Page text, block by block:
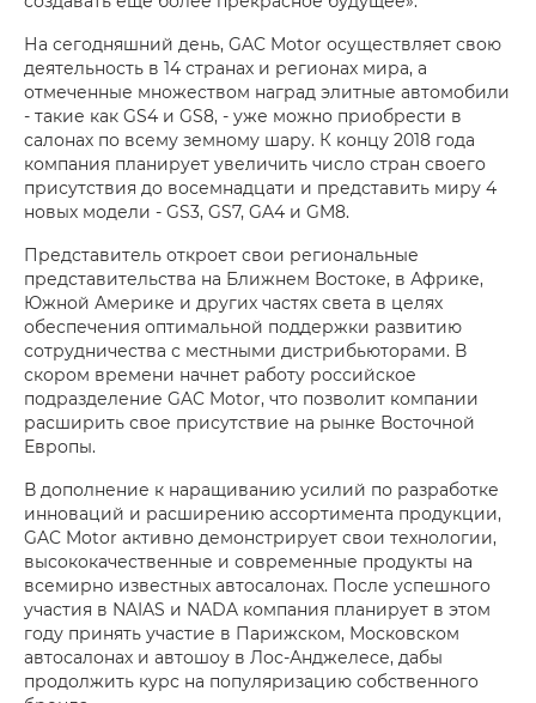
На сегодняшний день, GAC Motor осуществляет свою
деятельность в 14 странах и регионах мира, а
отмеченные множеством наград элитные автомобили
- такие как GS4 и GS8, - уже можно приобрести в
салонах по всему земному шару. К концу 2018 года
компания планирует увеличить число стран своего
присутствия до восемнадцати и представить миру 4
новых модели - GS3, GS7, GA4 и GM8.
Представитель откроет свои региональные
представительства на Ближнем Востоке, в Африке,
Южной Америке и других частях света в целях
обеспечения оптимальной поддержки развитию
сотрудничества с местными дистрибьюторами. В
скором времени начнет работу российское
подразделение GAC Motor, что позволит компании
расширить свое присутствие на рынке Восточной
Европы.
В дополнение к наращиванию усилий по разработке
инноваций и расширению ассортимента продукции,
GAC Motor активно демонстрирует свои технологии,
высококачественные и современные продукты на
всемирно известных автосалонах. После успешного
участия в NAIAS и NADA компания планирует в этом
году принять участие в Парижском, Московском
автосалонах и автошоу в Лос-Анджелесе, дабы
продолжить курс на популяризацию собственного